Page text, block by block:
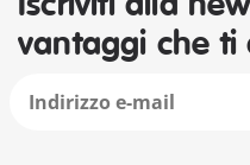
vantaggi che ti